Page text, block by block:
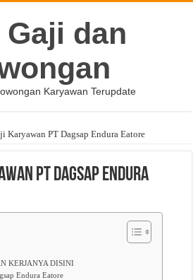
dan
Karyawan Terupdate
Karyawan PT Dagsap Endura Eatore
PT Dagsap Endura
KERJANYA DISINI
Endura Eatore